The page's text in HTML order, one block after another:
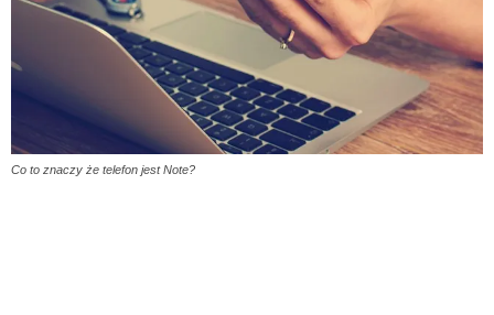
Co to znaczy że telefon jest Note?